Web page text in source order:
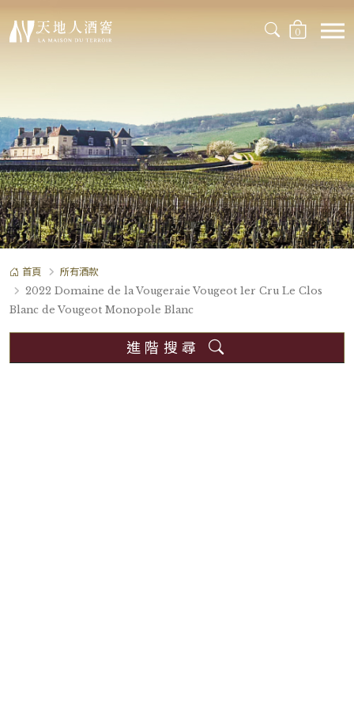
0
首頁
所有酒款
2022 Domaine de la Vougeraie Vougeot 1er Cru Le Clos
Blanc de Vougeot Monopole Blanc
進階搜尋